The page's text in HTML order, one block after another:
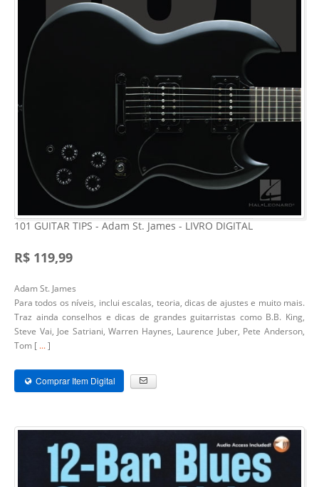
101 GUITAR TIPS - Adam St. James - LIVRO DIGITAL
R$ 119,99
Adam St. James
Para todos os níveis, inclui escalas, teoria, dicas de ajustes e muito mais.
Traz ainda conselhos e dicas de grandes guitarristas como B.B. King,
Steve Vai, Joe Satriani, Warren Haynes, Laurence Juber, Pete Anderson,
Tom [ ...]
Comprar Item Digital